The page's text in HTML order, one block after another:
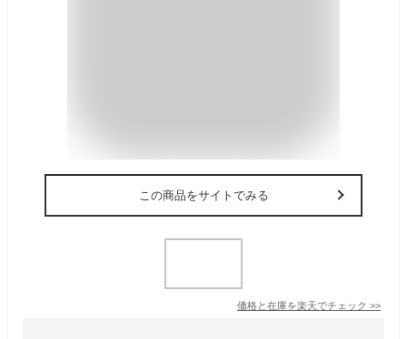
この商品をサイトでみる
価格と在庫を楽天でチェック >>